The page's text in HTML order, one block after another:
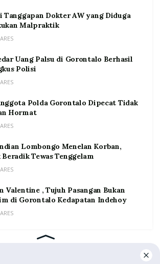
Tanggapan Dokter AW yang Diduga
Malpraktik
Uang Palsu di Gorontalo Berhasil
Polisi
Polda Gorontalo Dipecat Tidak
Hormat
Lombongo Menelan Korban,
Beradik Tewas Tenggelam
Valentine , Tujuh Pasangan Bukan
di Gorontalo Kedapatan Indehoy